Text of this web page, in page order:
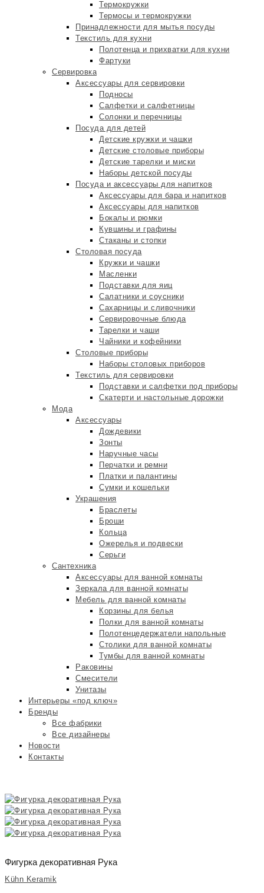
Термокружки
Термосы и термокружки
Принадлежности для мытья посуды
Текстиль для кухни
Полотенца и прихватки для кухни
Фартуки
Сервировка
Аксессуары для сервировки
Подносы
Салфетки и салфетницы
Солонки и перечницы
Посуда для детей
Детские кружки и чашки
Детские столовые приборы
Детские тарелки и миски
Наборы детской посуды
Посуда и аксессуары для напитков
Аксессуары для бара и напитков
Аксессуары для напитков
Бокалы и рюмки
Кувшины и графины
Стаканы и стопки
Столовая посуда
Кружки и чашки
Масленки
Подставки для яиц
Салатники и соусники
Сахарницы и сливочники
Сервировочные блюда
Тарелки и чаши
Чайники и кофейники
Столовые приборы
Наборы столовых приборов
Текстиль для сервировки
Подставки и салфетки под приборы
Скатерти и настольные дорожки
Мода
Аксессуары
Дождевики
Зонты
Наручные часы
Перчатки и ремни
Платки и палантины
Сумки и кошельки
Украшения
Браслеты
Броши
Кольца
Ожерелья и подвески
Серьги
Сантехника
Аксессуары для ванной комнаты
Зеркала для ванной комнаты
Мебель для ванной комнаты
Корзины для белья
Полки для ванной комнаты
Полотенцедержатели напольные
Столики для ванной комнаты
Тумбы для ванной комнаты
Раковины
Смесители
Унитазы
Интерьеры «под ключ»
Бренды
Все фабрики
Все дизайнеры
Новости
Контакты
Фигурка декоративная Рука
Kühn Keramik